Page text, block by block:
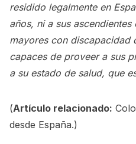
residido legalmente en
años, ni a sus
mayores con discapacidad
capaces de proveer a sus
a su estado de salud, que
(Artículo relacionado:
desde España.)